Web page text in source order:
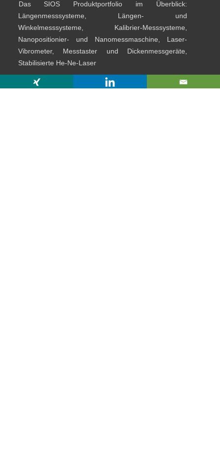
Das SIOS Produktportfolio im Überblick:
Längenmesssysteme, Längen- und
Winkelmesssysteme, Kalibrier-Messsysteme,
Nanopositionier- und Nanomessmaschine, Laser-
Vibrometer, Messtaster und Dickenmessgeräte,
Stabilisierte He-Ne-Laser